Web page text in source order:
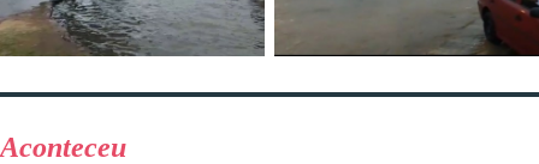
Aconteceu